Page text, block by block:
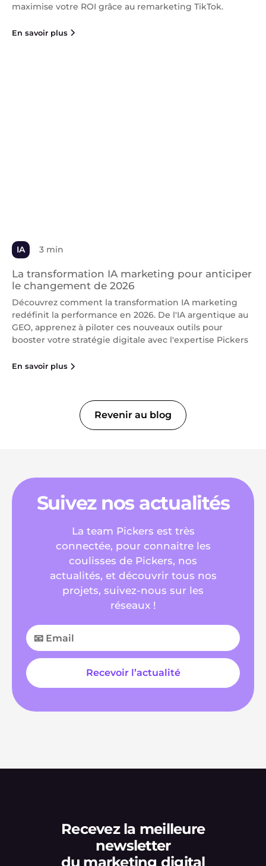
maximise votre ROI grâce au remarketing TikTok.
En savoir plus
IA 3 min
La transformation IA marketing pour anticiper
le changement de 2026
Découvrez comment la transformation IA marketing
redéfinit la performance en 2026. De l'IA argentique au
GEO, apprenez à piloter ces nouveaux outils pour
booster votre stratégie digitale avec l'expertise Pickers
En savoir plus
Revenir au blog
Suivez nos actualités
La team Pickers est très
connectée, pour connaitre les
coulisses de Pickers, nos
actualités, et découvrir tous nos
projets, suivez-nous sur les
réseaux !
Recevez la meilleure
newsletter
du marketing digital